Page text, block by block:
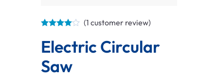
(1 customer review)
Electric Circular
Saw